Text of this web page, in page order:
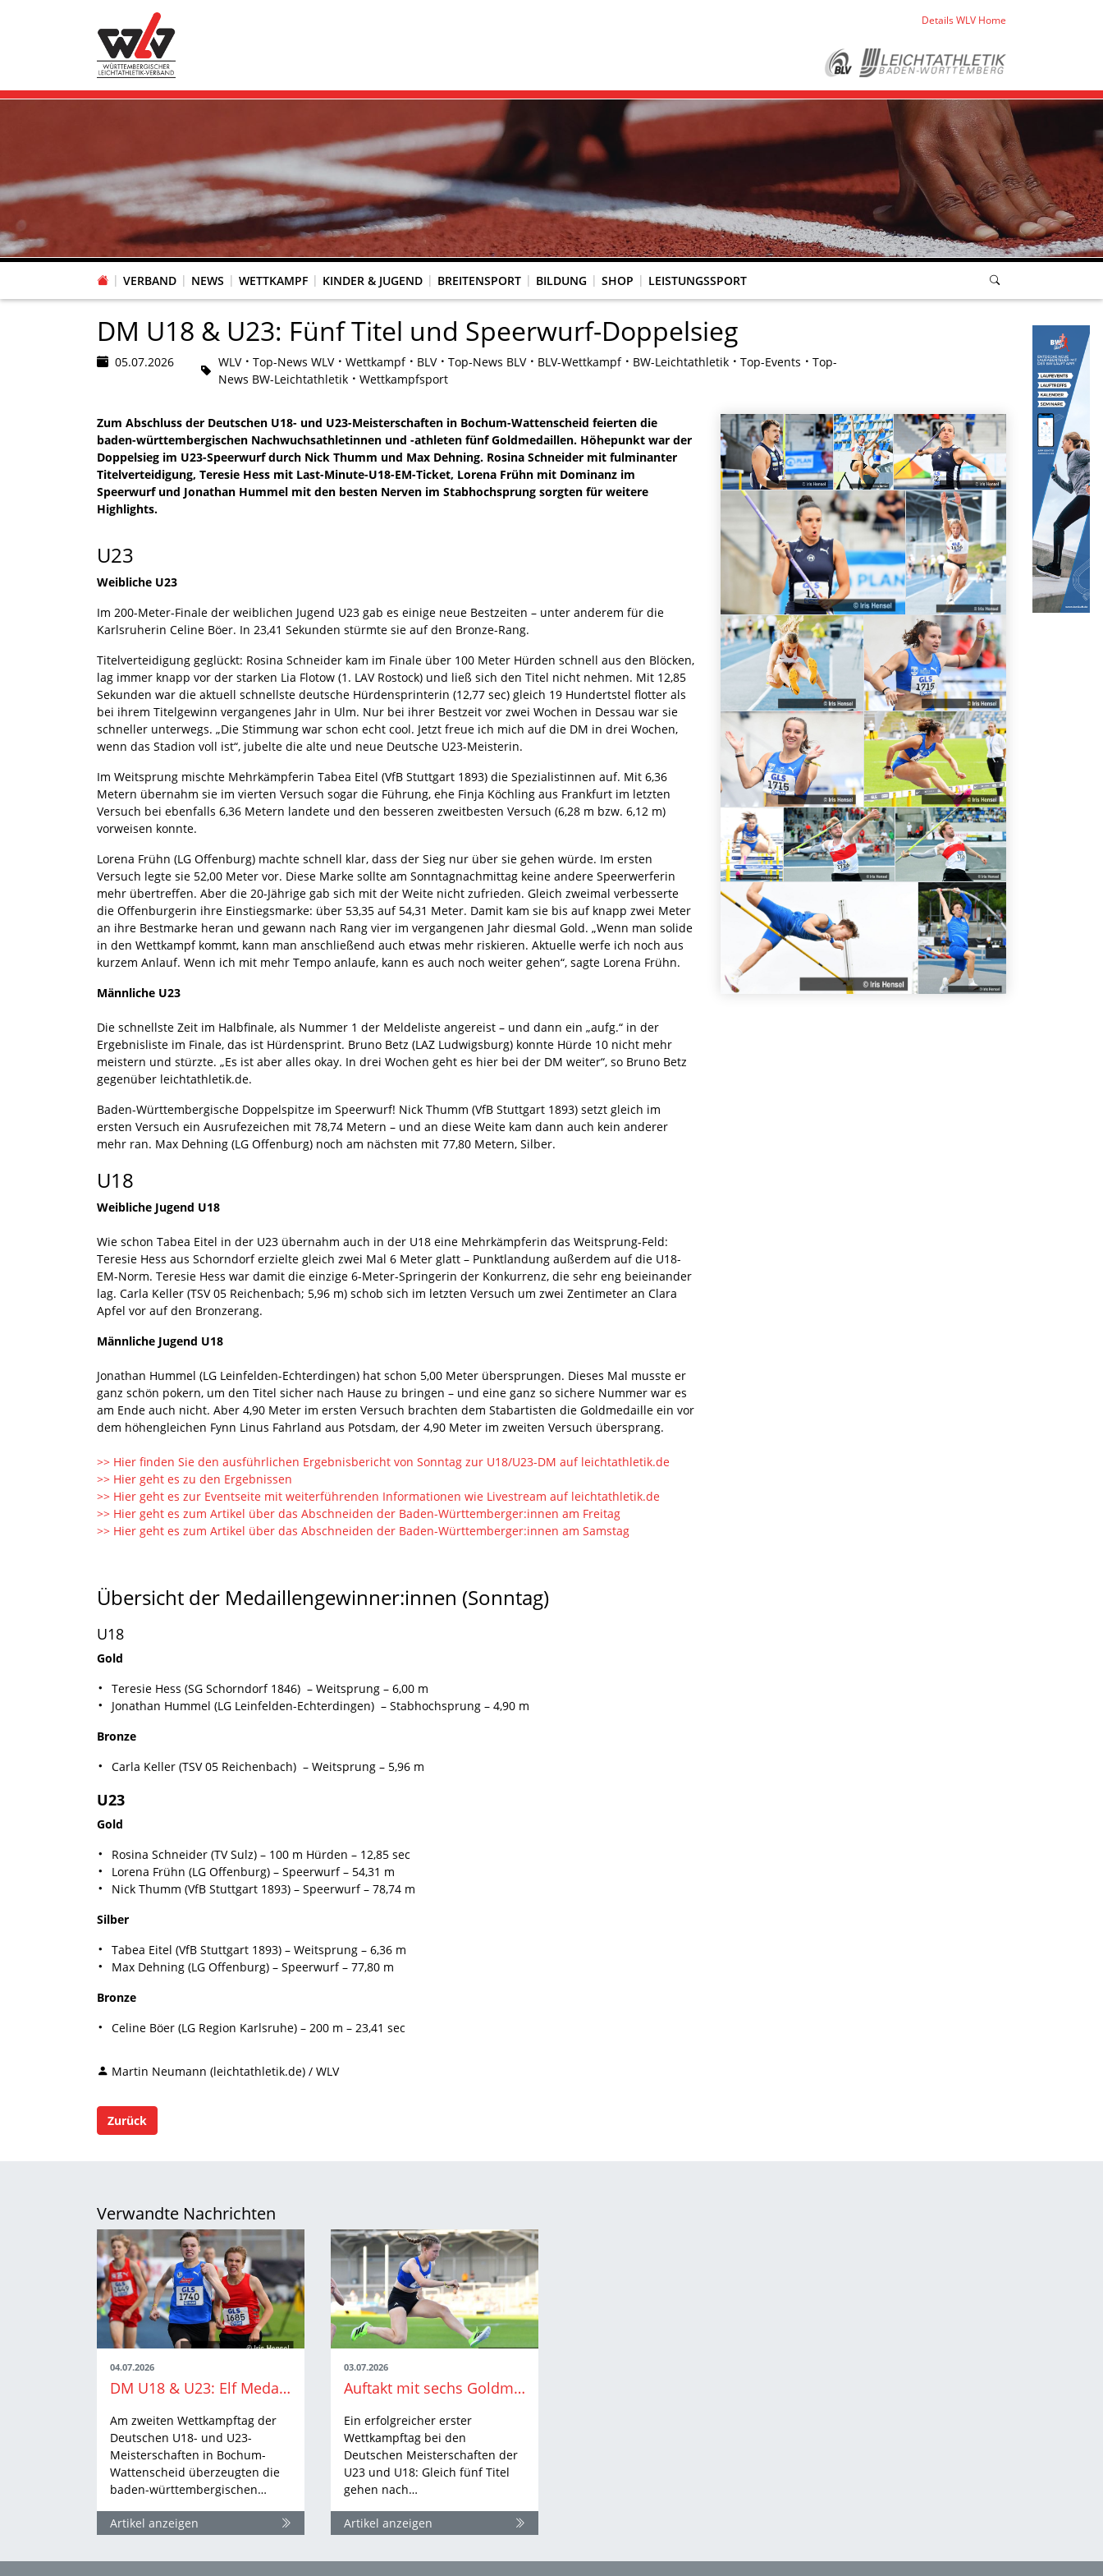
Details WLV Home
VERBAND NEWS WETTKAMPF KINDER & JUGEND BREITENSPORT BILDUNG SHOP LEISTUNGSSPORT
DM U18 & U23: Fünf Titel und Speerwurf-Doppelsieg
05.07.2026 WLV Top-News WLV Wettkampf BLV Top-News BLV BLV-Wettkampf BW-Leichtathletik Top-Events
Top-
News BW-Leichtathletik
Wettkampfsport
Zum Abschluss der Deutschen U18- und U23-Meisterschaften in Bochum-Wattenscheid feierten die
baden-württembergischen Nachwuchsathletinnen und -athleten fünf Goldmedaillen. Höhepunkt war der
Doppelsieg im U23-Speerwurf durch Nick Thumm und Max Dehning. Rosina Schneider mit fulminanter
Titelverteidigung, Teresie Hess mit Last-Minute-U18-EM-Ticket, Lorena Frühn mit Dominanz im
Speerwurf und Jonathan Hummel mit den besten Nerven im Stabhochsprung sorgten für weitere
Highlights.
U23
Weibliche U23
Im 200-Meter-Finale der weiblichen Jugend U23 gab es einige neue Bestzeiten – unter anderem für die
Karlsruherin Celine Böer. In 23,41 Sekunden stürmte sie auf den Bronze-Rang.
Titelverteidigung geglückt: Rosina Schneider kam im Finale über 100 Meter Hürden schnell aus den Blöcken,
lag immer knapp vor der starken Lia Flotow (1. LAV Rostock) und ließ sich den Titel nicht nehmen. Mit 12,85
Sekunden war die aktuell schnellste deutsche Hürdensprinterin (12,77 sec) gleich 19 Hundertstel flotter als
bei ihrem Titelgewinn vergangenes Jahr in Ulm. Nur bei ihrer Bestzeit vor zwei Wochen in Dessau war sie
schneller unterwegs. „Die Stimmung war schon echt cool. Jetzt freue ich mich auf die DM in drei Wochen,
wenn das Stadion voll ist“, jubelte die alte und neue Deutsche U23-Meisterin.
Im Weitsprung mischte Mehrkämpferin Tabea Eitel (VfB Stuttgart 1893) die Spezialistinnen auf. Mit 6,36
Metern übernahm sie im vierten Versuch sogar die Führung, ehe Finja Köchling aus Frankfurt im letzten
Versuch bei ebenfalls 6,36 Metern landete und den besseren zweitbesten Versuch (6,28 m bzw. 6,12 m)
vorweisen konnte.
Lorena Frühn (LG Offenburg) machte schnell klar, dass der Sieg nur über sie gehen würde. Im ersten
Versuch legte sie 52,00 Meter vor. Diese Marke sollte am Sonntagnachmittag keine andere Speerwerferin
mehr übertreffen. Aber die 20-Jährige gab sich mit der Weite nicht zufrieden. Gleich zweimal verbesserte
die Offenburgerin ihre Einstiegsmarke: über 53,35 auf 54,31 Meter. Damit kam sie bis auf knapp zwei Meter
an ihre Bestmarke heran und gewann nach Rang vier im vergangenen Jahr diesmal Gold. „Wenn man solide
in den Wettkampf kommt, kann man anschließend auch etwas mehr riskieren. Aktuelle werfe ich noch aus
kurzem Anlauf. Wenn ich mit mehr Tempo anlaufe, kann es auch noch weiter gehen“, sagte Lorena Frühn.
Männliche U23
Die schnellste Zeit im Halbfinale, als Nummer 1 der Meldeliste angereist – und dann ein „aufg.“ in der
Ergebnisliste im Finale, das ist Hürdensprint. Bruno Betz (LAZ Ludwigsburg) konnte Hürde 10 nicht mehr
meistern und stürzte. „Es ist aber alles okay. In drei Wochen geht es hier bei der DM weiter“, so Bruno Betz
gegenüber leichtathletik.de.
Baden-Württembergische Doppelspitze im Speerwurf! Nick Thumm (VfB Stuttgart 1893) setzt gleich im
ersten Versuch ein Ausrufezeichen mit 78,74 Metern – und an diese Weite kam dann auch kein anderer
mehr ran. Max Dehning (LG Offenburg) noch am nächsten mit 77,80 Metern, Silber.
U18
Weibliche Jugend U18
Wie schon Tabea Eitel in der U23 übernahm auch in der U18 eine Mehrkämpferin das Weitsprung-Feld:
Teresie Hess aus Schorndorf erzielte gleich zwei Mal 6 Meter glatt – Punktlandung außerdem auf die U18-
EM-Norm. Teresie Hess war damit die einzige 6-Meter-Springerin der Konkurrenz, die sehr eng beieinander
lag. Carla Keller (TSV 05 Reichenbach; 5,96 m) schob sich im letzten Versuch um zwei Zentimeter an Clara
Apfel vor auf den Bronzerang.
Männliche Jugend U18
Jonathan Hummel (LG Leinfelden-Echterdingen) hat schon 5,00 Meter übersprungen. Dieses Mal musste er
ganz schön pokern, um den Titel sicher nach Hause zu bringen – und eine ganz so sichere Nummer war es
am Ende auch nicht. Aber 4,90 Meter im ersten Versuch brachten dem Stabartisten die Goldmedaille ein vor
dem höhengleichen Fynn Linus Fahrland aus Potsdam, der 4,90 Meter im zweiten Versuch übersprang.
>> Hier finden Sie den ausführlichen Ergebnisbericht von Sonntag zur U18/U23-DM auf leichtathletik.de
>> Hier geht es zu den Ergebnissen
>> Hier geht es zur Eventseite mit weiterführenden Informationen wie Livestream auf leichtathletik.de
>> Hier geht es zum Artikel über das Abschneiden der Baden-Württemberger:innen am Freitag
>> Hier geht es zum Artikel über das Abschneiden der Baden-Württemberger:innen am Samstag
Übersicht der Medaillengewinner:innen (Sonntag)
U18
Gold
Teresie Hess (SG Schorndorf 1846) – Weitsprung – 6,00 m
Jonathan Hummel (LG Leinfelden-Echterdingen) – Stabhochsprung – 4,90 m
Bronze
Carla Keller (TSV 05 Reichenbach) – Weitsprung – 5,96 m
U23
Gold
Rosina Schneider (TV Sulz) – 100 m Hürden – 12,85 sec
Lorena Frühn (LG Offenburg) – Speerwurf – 54,31 m
Nick Thumm (VfB Stuttgart 1893) – Speerwurf – 78,74 m
Silber
Tabea Eitel (VfB Stuttgart 1893) – Weitsprung – 6,36 m
Max Dehning (LG Offenburg) – Speerwurf – 77,80 m
Bronze
Celine Böer (LG Region Karlsruhe) – 200 m – 23,41 sec
Martin Neumann (leichtathletik.de) / WLV
Zurück
Verwandte Nachrichten
04.07.2026
DM U18 & U23: Elf Medaillen am Samstag
Am zweiten Wettkampftag der
Deutschen U18- und U23-
Meisterschaften in Bochum-
Wattenscheid überzeugten die
baden-württembergischen…
Artikel anzeigen
03.07.2026
Auftakt mit sechs Goldmedaillen bei der DM U23 & U18
Ein erfolgreicher erster
Wettkampftag bei den
Deutschen Meisterschaften der
U23 und U18: Gleich fünf Titel
gehen nach…
Artikel anzeigen